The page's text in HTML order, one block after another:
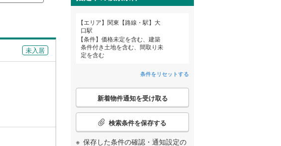
未入居
エリア
関東【路線・駅】大
口駅
条件
価格未定を含む、建築
条件付き土地を含む、間取り未
定を含む
条件をリセットする
こ
検
条
件
新着物件通知を受け取る
検索条件を保存する
保存した条件の確認・通知設定の
山口
鹿児島 沖縄
条件をリセットする
条件をリセットする
る 条件をリセットする
山手線 (127)
武蔵野線(2,296)
横須賀線(
小海線
埼京線(1,092)
身延線(83)
条件をリセットする
る 条件をリセットする
住宅性能評価付き（0）
る 条件をリセットする